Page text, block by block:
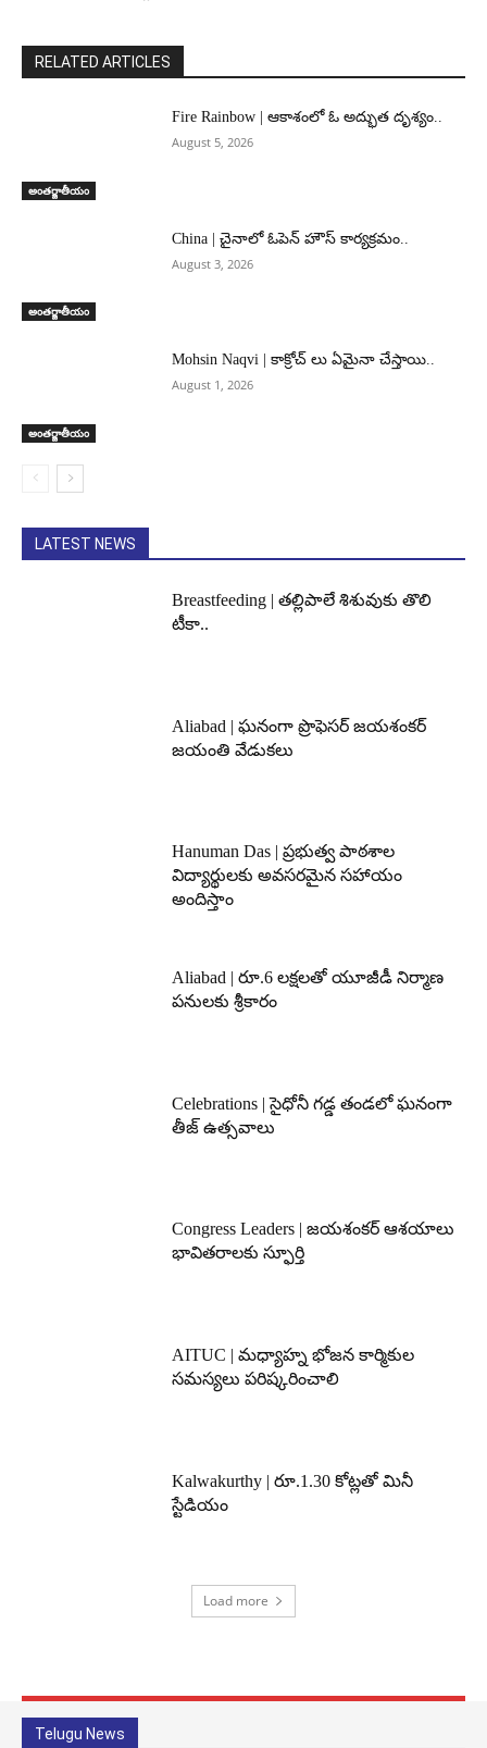
RELATED ARTICLES
అంతర్జాతీయం
Fire Rainbow | ఆకాశంలో ఓ అద్భుత దృశ్యం..
August 5, 2026
అంతర్జాతీయం
China | చైనాలో ఓపెన్ హౌస్ కార్యక్రమం..
August 3, 2026
అంతర్జాతీయం
Mohsin Naqvi | కాక్రోచ్ లు ఏమైనా చేస్తాయి..
August 1, 2026
LATEST NEWS
Breastfeeding | తల్లిపాలే శిశువుకు తొలి
టీకా..
Aliabad | ఘనంగా ప్రొఫెసర్ జయశంకర్
జయంతి వేడుకలు
Hanuman Das | ప్రభుత్వ పాఠశాల
విద్యార్థులకు అవసరమైన సహాయం
అందిస్తాం
Aliabad | రూ.6 లక్షలతో యూజీడీ నిర్మాణ
పనులకు శ్రీకారం
Celebrations | సైధోనీ గడ్డ తండలో ఘనంగా
తీజ్ ఉత్సవాలు
Congress Leaders | జయశంకర్ ఆశయాలు
భావితరాలకు స్ఫూర్తి
AITUC | మధ్యాహ్న భోజన కార్మికుల
సమస్యలు పరిష్కరించాలి
Kalwakurthy | రూ.1.30 కోట్లతో మినీ
స్టేడియం
Load more
Telugu News